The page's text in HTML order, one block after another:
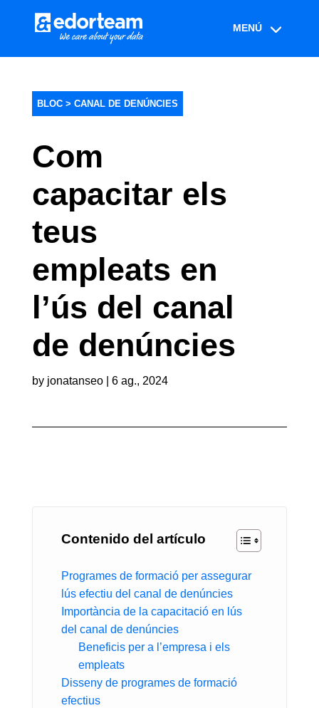
BLOC > CANAL DE DENÚNCIES
Com
capacitar els
teus
empleats en
l’ús del canal
de denúncies
by jonatanseo| 6 ag., 2024
Contenido del artículo
Programes de formació per assegurar
lús efectiu del canal de denúncies
Importància de la capacitació en lús
del canal de denúncies
Beneficis per a l’empresa i els
empleats
Disseny de programes de formació
efectius